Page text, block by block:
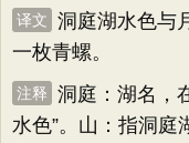
译文
洞庭湖水色与
一枚青螺。
注释
洞庭：湖名，
水色”。山：指洞庭